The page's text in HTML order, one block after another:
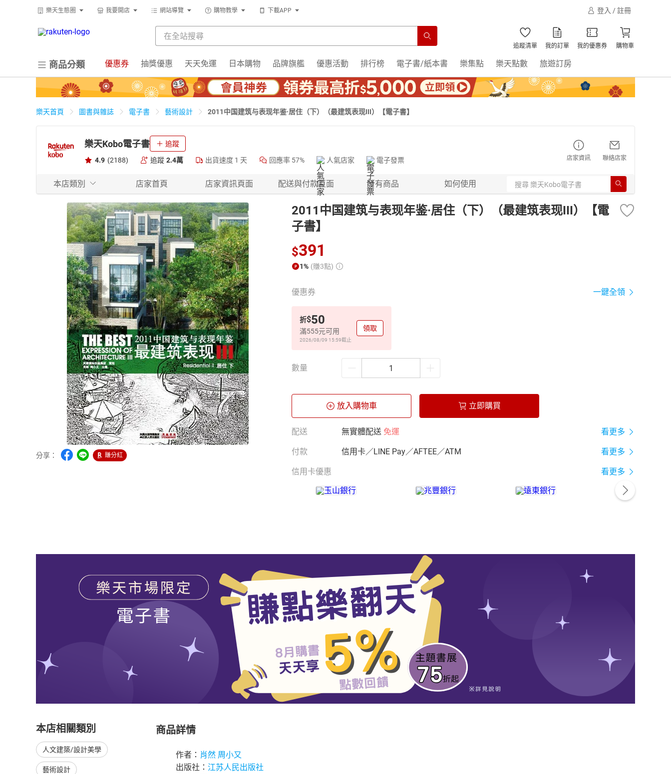
樂天生態圈 我要開店 網站導覽 購物教學 下載APP 登入 / 註冊
追蹤清單 我的訂單 我的優惠券 購物車
商品分類 優惠券 抽獎優惠 天天免運 日本購物 品牌旗艦 優惠活動 排行榜 電子書/紙本書 樂集點 樂天點數 旅遊訂房
樂天首頁 圖書與雜誌 電子書 藝術設計 2011中国建筑与表现年鉴·居住（下）（最建筑表现III）【電子書】
樂天Kobo電子書 追蹤
4.9 (2188) 追蹤 2.4萬 出貨速度 1 天 回應率 57% 人氣店家 電子發票 店家資訊 聯絡店家
本店類別 店家首頁 店家資訊頁面 配送與付款頁面 所有商品 如何使用
分享： 賺分紅
2011中国建筑与表现年鉴·居住（下）（最建筑表现III）【電
子書】
$391
1% (賺3點)
優惠券 一鍵全領
折$50
滿555元可用
2026/08/09 15:59截止
領取
數量
放入購物車 立即購買
配送 無實體配送 免運 看更多
付款 信用卡／LINE Pay／AFTEE／ATM 看更多
信用卡優惠 看更多
本店相關類別
人文建築/設計美學
藝術設計
商品詳情
作者： 肖然 周小又
出版社： 江苏人民出版社